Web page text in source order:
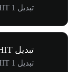
تبدیل 1 SHIT به 円0.000073
تبدیل SHIT به BRL
تبدیل 1 SHIT به R$0.000002